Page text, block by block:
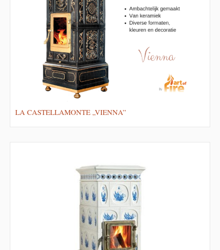
LA CASTELLAMONTE „VIENNA”